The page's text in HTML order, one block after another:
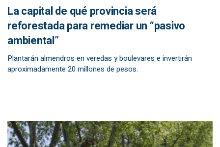
La capital de qué provincia será
reforestada para remediar un “pasivo
ambiental”
Plantarán almendros en veredas y boulevares e invertirán
aproximadamente 20 millones de pesos.